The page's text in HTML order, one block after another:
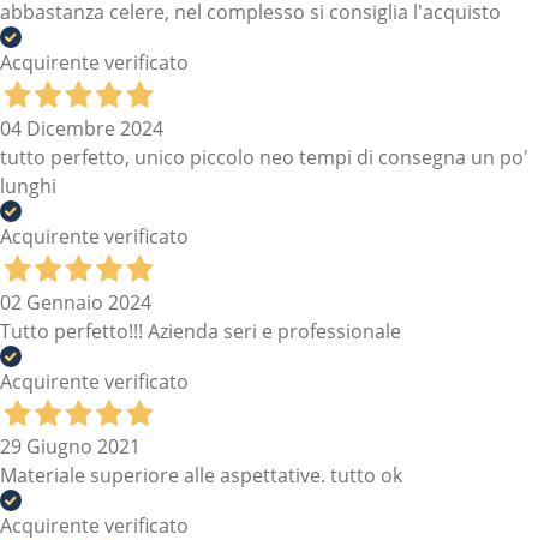
abbastanza celere, nel complesso si consiglia l'acquisto
Acquirente verificato
04 Dicembre 2024
tutto perfetto, unico piccolo neo tempi di consegna un po'
lunghi
Acquirente verificato
02 Gennaio 2024
Tutto perfetto!!! Azienda seri e professionale
Acquirente verificato
29 Giugno 2021
Materiale superiore alle aspettative. tutto ok
Acquirente verificato